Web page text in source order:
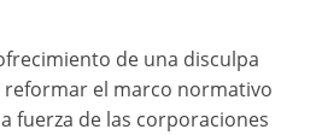
de una disculpa
el marco normativo
fuerza de las corporaciones